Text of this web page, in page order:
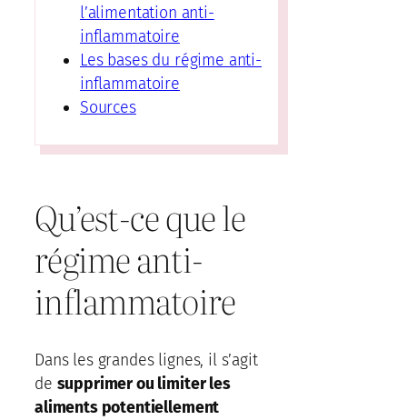
l’alimentation anti-
inflammatoire
Les bases du régime anti-
inflammatoire
Sources
Qu’est-ce que le
régime anti-
inflammatoire
Dans les grandes lignes, il s’agit
de supprimer ou limiter les
aliments potentiellement